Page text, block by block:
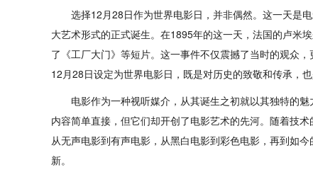
选择12月28日作为世界电影日，并非偶然。这一天是
大艺术形式的正式诞生。在1895年的这一天，法国的卢米
了《工厂大门》等短片。这一事件不仅震撼了当时的观众
12月28日设定为世界电影日，既是对历史的致敬和传承，
电影作为一种视听媒介，从其诞生之初就以其独特的
内容简单直接，但它们却开创了电影艺术的先河。随着技
从无声电影到有声电影，从黑白电影到彩色电影，再到如
新。